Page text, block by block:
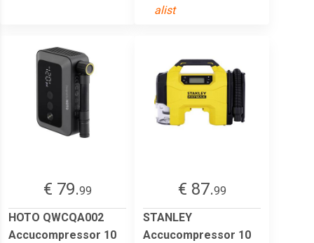
alist
€ 79.99
HOTO QWCQA002
Accucompressor 10
€ 87.99
STANLEY
Accucompressor 10